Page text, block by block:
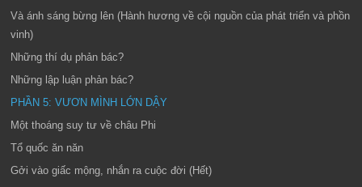
Và ánh sáng bừng lên (Hành hương về cội nguồn của phát triển và phồn
vinh)
Những thí dụ phản bác?
Những lập luận phản bác?
PHẦN 5: VƯƠN MÌNH LỚN DẬY
Một thoáng suy tư về châu Phi
Tổ quốc ăn năn
Gởi vào giấc mộng, nhắn ra cuộc đời (Hết)